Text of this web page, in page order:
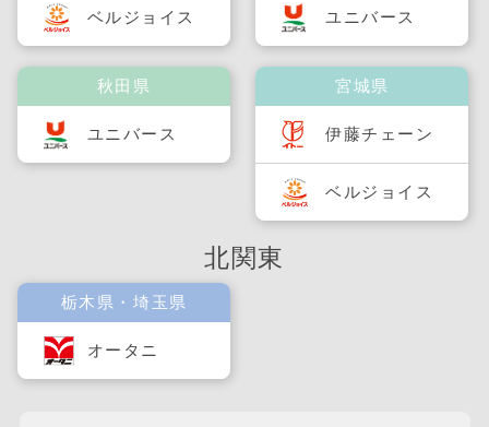
ベルジョイス
秋田県
ユニバース
ユニバース
宮城県
伊藤チェーン
ベルジョイス
北関東
栃木県・埼玉県
オータニ